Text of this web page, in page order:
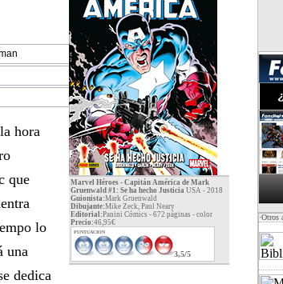
Marvel Héroes - Capitán América de Mark
Gruenwald #1: Se ha hecho Justicia USA - 2018
Guionista:Mark Gruenwald
Dibujante:Mike Zeck, Paul Neary
Editorial:Panini Cómics - 672 páginas - color
Precio:46,95€
PUNTUACION
3,5/5
hora
que
lo
una
dedica
·Otros